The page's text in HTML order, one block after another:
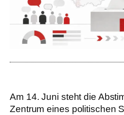
Am 14. Juni steht die
Zentrum eines politischen